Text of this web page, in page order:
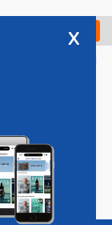
Check in
Vacatures
x